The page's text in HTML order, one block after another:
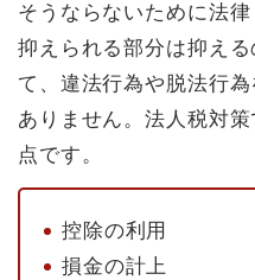
そうならないために法
抑えられる部分は抑え
て、違法行為や脱法行
ありません。法人税対
点です。
控除の利用
損金の計上